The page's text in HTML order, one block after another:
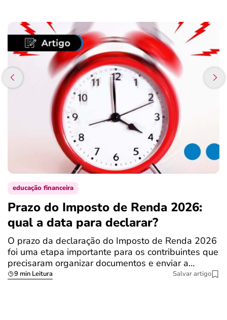
educação financeira
Prazo do Imposto de Renda 2026:
qual a data para declarar?
O prazo da declaração do Imposto de Renda 2026
foi uma etapa importante para os contribuintes que
precisaram organizar documentos e enviar a…
9 min Leitura Salvar artigo